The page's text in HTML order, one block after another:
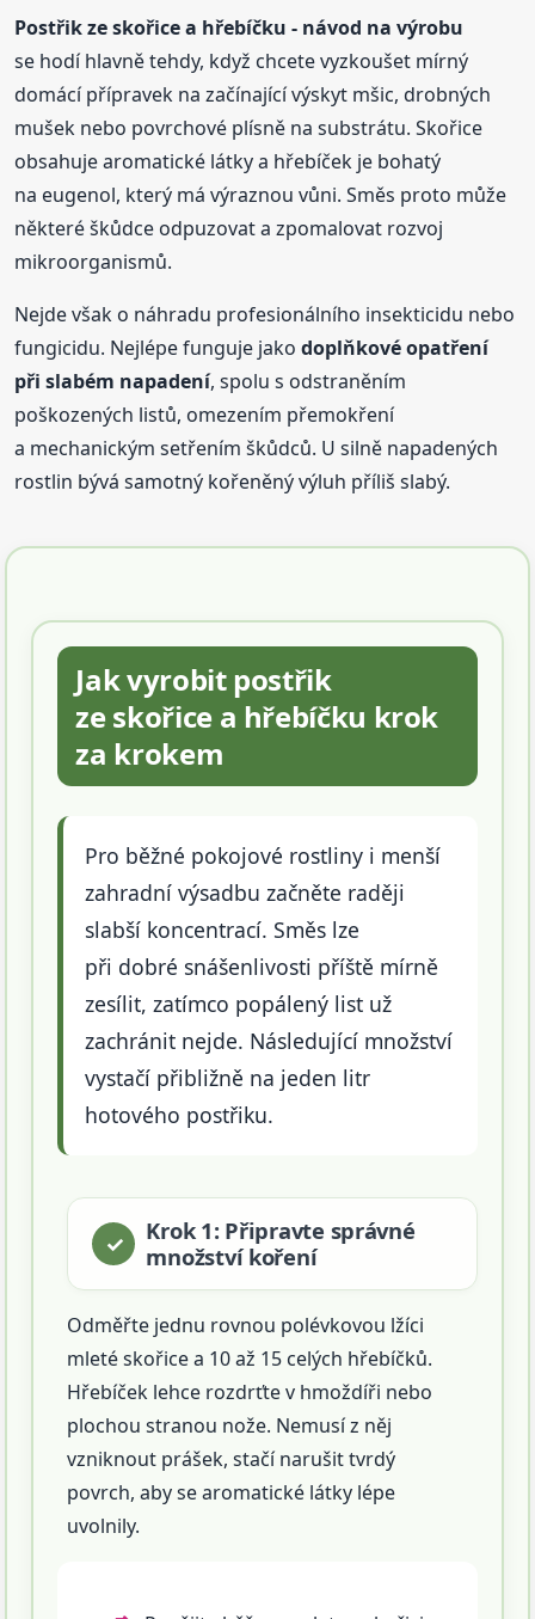
Postřik ze skořice a hřebíčku - návod na výrobu
se hodí hlavně tehdy, když chcete vyzkoušet mírný
domácí přípravek na začínající výskyt mšic, drobných
mušek nebo povrchové plísně na substrátu. Skořice
obsahuje aromatické látky a hřebíček je bohatý
na eugenol, který má výraznou vůni. Směs proto může
některé škůdce odpuzovat a zpomalovat rozvoj
mikroorganismů.
Nejde však o náhradu profesionálního insekticidu nebo
fungicidu. Nejlépe funguje jakodoplňkové opatření
při slabém napadení, spolu s odstraněním
poškozených listů, omezením přemokření
a mechanickým setřením škůdců. U silně napadených
rostlin bývá samotný kořeněný výluh příliš slabý.
Jak vyrobit postřik
ze skořice a hřebíčku krok
za krokem
Pro běžné pokojové rostliny i menší
zahradní výsadbu začněte raději
slabší koncentrací. Směs lze
při dobré snášenlivosti příště mírně
zesílit, zatímco popálený list už
zachránit nejde. Následující množství
vystačí přibližně na jeden litr
hotového postřiku.
Krok 1: Připravte správné
množství koření
Odměřte jednu rovnou polévkovou lžíci
mleté skořice a 10 až 15 celých hřebíčků.
Hřebíček lehce rozdrťte v hmoždíři nebo
plochou stranou nože. Nemusí z něj
vzniknout prášek, stačí narušit tvrdý
povrch, aby se aromatické látky lépe
uvolnily.